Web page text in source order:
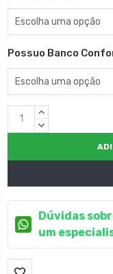
Possuo Banco
EstoqueQUANTIDADE
CRESCENTE:
QUANTIDADE
Dúvidas
um